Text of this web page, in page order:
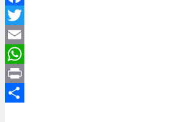
Facebook
Twitter
Email
WhatsApp
Print